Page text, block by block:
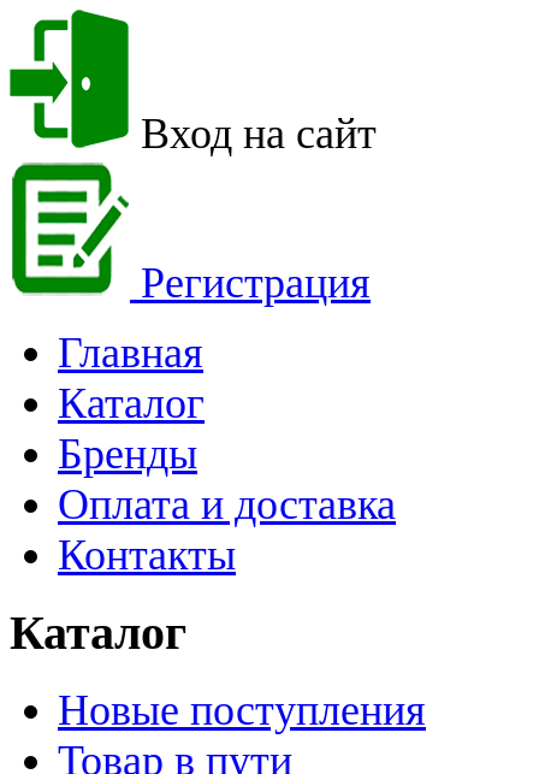
Вход на сайт
Регистрация
Главная
Каталог
Бренды
Оплата и доставка
Контакты
Каталог
Новые поступления
Товар в пути